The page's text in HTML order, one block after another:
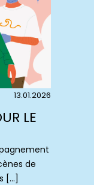
13.01.2026
LE
de
[…]